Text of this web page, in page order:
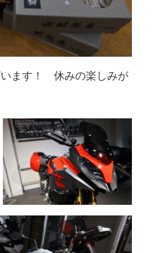
います！ 休みの楽しみが